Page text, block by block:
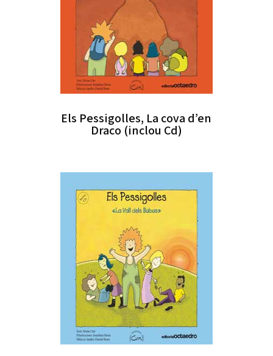
Els Pessigolles, La cova d’en
Draco (inclou Cd)